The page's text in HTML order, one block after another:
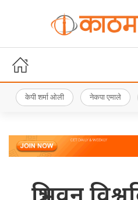
केपी शर्मा ओली नेकपा एमाले